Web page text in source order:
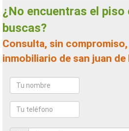
¿No encuentras el piso en venta que
buscas?
Consulta, sin compromiso, a un agente
inmobiliario de san juan